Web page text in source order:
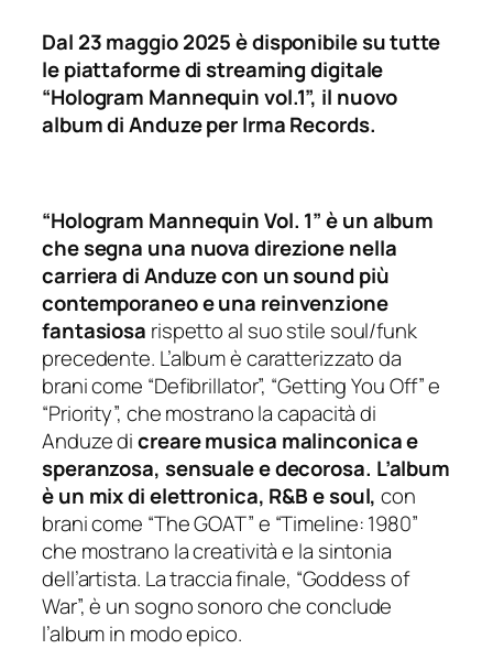
Dal 23 maggio 2025 è disponibile su tutte
le piattaforme di streaming digitale
“Hologram Mannequin vol.1”, il nuovo
album di Anduze per Irma Records.
“Hologram Mannequin Vol. 1” è un album
che segna una nuova direzione nella
carriera di Anduze con un sound più
contemporaneo e una reinvenzione
fantasiosa rispetto al suo stile soul/funk
precedente. L’album è caratterizzato da
brani come “Defibrillator”, “Getting You Off” e
“Priority”, che mostrano la capacità di
Anduze dicreare musica malinconica e
speranzosa, sensuale e decorosa. L’album
è un mix di elettronica, R&B e soul,con
brani come “The GOAT” e “Timeline: 1980”
che mostrano la creatività e la sintonia
dell’artista. La traccia finale, “Goddess of
War”, è un sogno sonoro che conclude
l’album in modo epico.